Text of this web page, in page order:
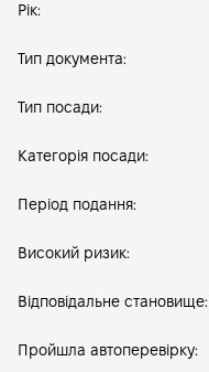
Рік:
Тип документа:
Тип посади:
Категорія посади:
Період подання:
Високий ризик:
Відповідальне становище:
Пройшла автоперевірку: